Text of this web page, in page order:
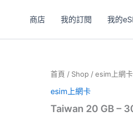
商店 我的訂閱 我的
首頁 / Shop / esim上網卡
esim上網卡
Taiwan 20 GB –